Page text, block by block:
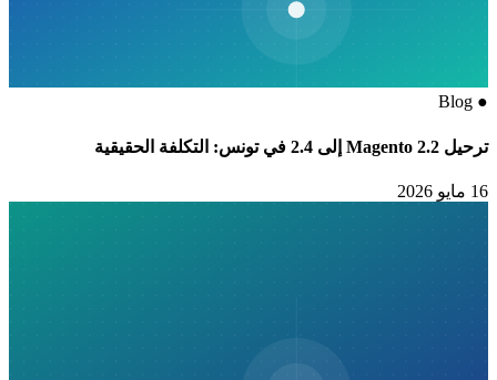
●
Blog
ترحيل Magento 2.2 إلى 2.4 في تونس: التكلفة الحقيقية
16 مايو 2026